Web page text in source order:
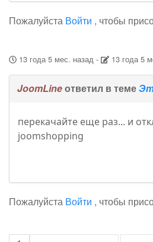
Пожалуйста Войти , чтобы
13 года 5 мес. назад- 13 года 5
JoomLineответил в теме
перекачайте еще раз... и
joomshopping
Пожалуйста Войти , чтобы